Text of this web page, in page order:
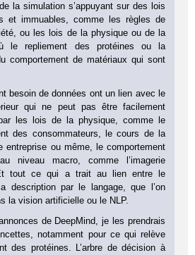
la simulation s’appuyant sur des lois
et immuables, comme les règles de
ou les lois de la physique ou de la
le repliement des protéines ou la
comportement de matériaux qui sont
besoin de données ont un lien avec le
qui ne peut pas être facilement
les lois de la physique, comme le
des consommateurs, le cours de la
entreprise ou même, le comportement
niveau macro, comme l’imagerie
tout ce qui a trait au lien entre le
description par le langage, que l’on
la vision artificielle ou le NLP.
de DeepMind, je les prendrais
notamment pour ce qui relève
des protéines. L’arbre de décision à